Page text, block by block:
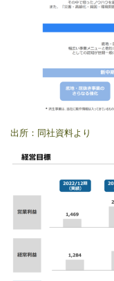
出所：同社資料より